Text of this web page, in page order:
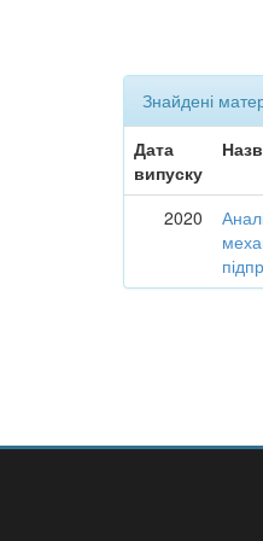
Знайдені
Дата
випуску
2020